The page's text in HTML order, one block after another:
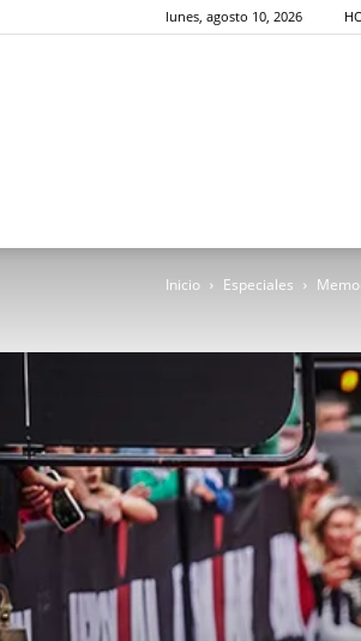
lunes, agosto 10, 2026
Inicio Especiales